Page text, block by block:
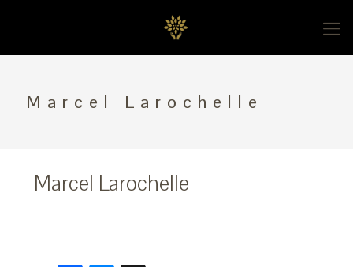
Marcel Larochelle
Marcel Larochelle